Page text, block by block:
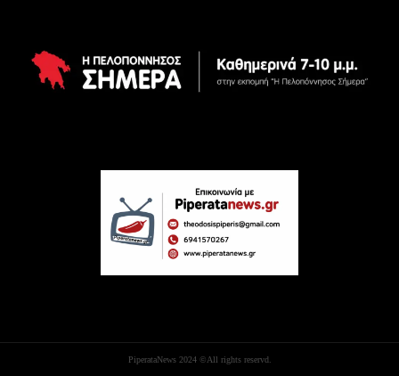
PiperataNews 2024 ©All rights reservd.